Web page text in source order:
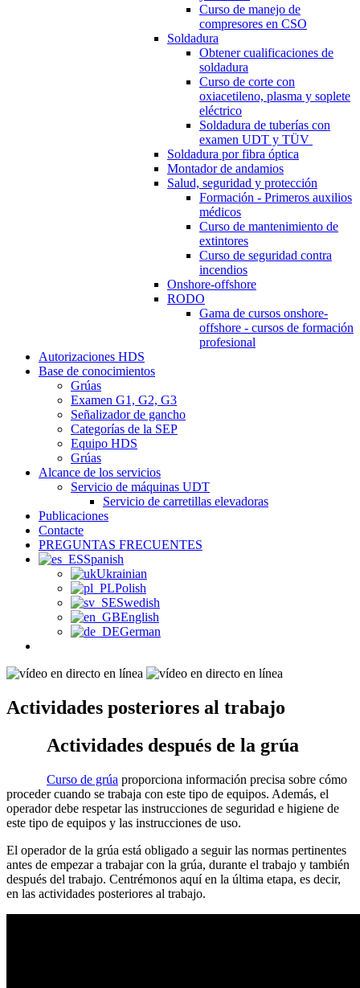
Curso de manejo de
compresores en CSO
Soldadura
Obtener cualificaciones de
soldadura
Curso de corte con
oxiacetileno, plasma y soplete
eléctrico
Soldadura de tuberías con
examen UDT y TÜV
Soldadura por fibra óptica
Montador de andamios
Salud, seguridad y protección
Formación - Primeros auxilios
médicos
Curso de mantenimiento de
extintores
Curso de seguridad contra
incendios
Onshore-offshore
RODO
Gama de cursos onshore-
offshore - cursos de formación
profesional
Autorizaciones HDS
Base de conocimientos
Grúas
Examen G1, G2, G3
Señalizador de gancho
Categorías de la SEP
Equipo HDS
Grúas
Alcance de los servicios
Servicio de máquinas UDT
Servicio de carretillas elevadoras
Publicaciones
Contacte
PREGUNTAS FRECUENTES
Spanish
Ukrainian
Polish
Swedish
English
German
Actividades posteriores al trabajo
Actividades después de la grúa
Curso de grúa proporciona información precisa sobre cómo
proceder cuando se trabaja con este tipo de equipos. Además, el
operador debe respetar las instrucciones de seguridad e higiene de
este tipo de equipos y las instrucciones de uso.
El operador de la grúa está obligado a seguir las normas pertinentes
antes de empezar a trabajar con la grúa, durante el trabajo y también
después del trabajo. Centrémonos aquí en la última etapa, es decir,
en las actividades posteriores al trabajo.